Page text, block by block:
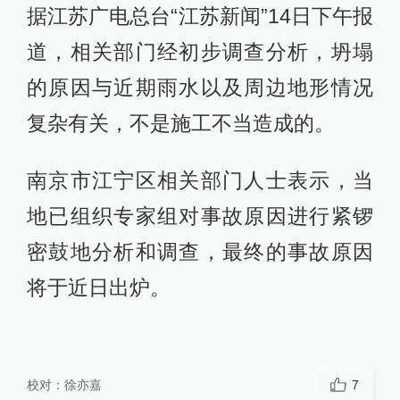
据江苏广电总台“江苏新闻”14日下午报
道，相关部门经初步调查分析，坍塌
的原因与近期雨水以及周边地形情况
复杂有关，不是施工不当造成的。
南京市江宁区相关部门人士表示，当
地已组织专家组对事故原因进行紧锣
密鼓地分析和调查，最终的事故原因
将于近日出炉。
校对： 徐亦嘉 7